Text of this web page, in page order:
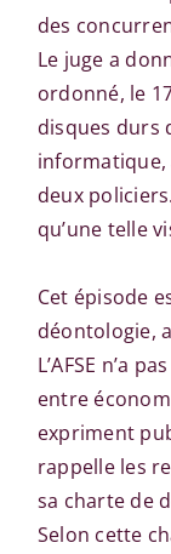
des
Le juge a
ordonné, le
disques durs
informatique,
deux
qu’une telle
Cet épisode
déontologie,
L’AFSE n’a
entre
expriment
rappelle les
sa charte de
Selon cette